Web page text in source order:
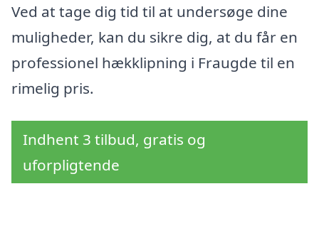
Ved at tage dig tid til at undersøge dine
muligheder, kan du sikre dig, at du får en
professionel hækklipning i Fraugde til en
rimelig pris.
Indhent 3 tilbud, gratis og
uforpligtende